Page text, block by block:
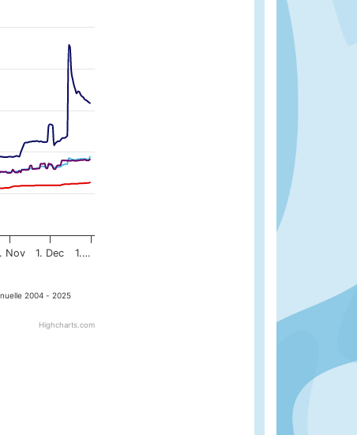
2004 - 2025
Nov 1. Dec 1.…
Highcharts.com